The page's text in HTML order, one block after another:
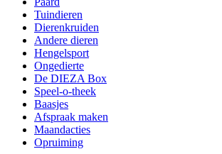
Tuindieren
Dierenkruiden
Andere dieren
Hengelsport
Ongedierte
De DIEZA Box
Speel-o-theek
Baasjes
Afspraak maken
Maandacties
Opruiming